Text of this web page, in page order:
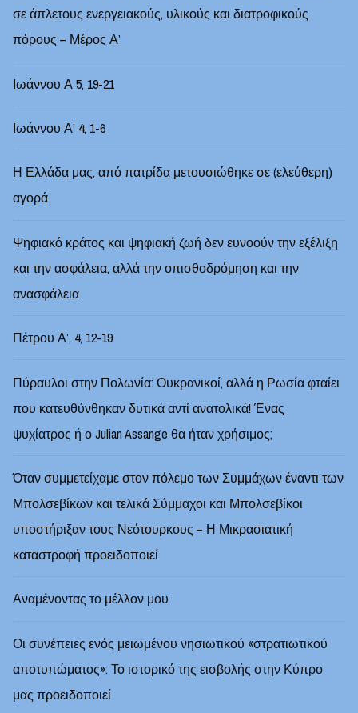
σε άπλετους ενεργειακούς, υλικούς και διατροφικούς
πόρους – Μέρος Α’
Ιωάννου Α 5, 19-21
Ιωάννου Α’ 4, 1-6
Η Ελλάδα μας, από πατρίδα μετουσιώθηκε σε (ελεύθερη)
αγορά
Ψηφιακό κράτος και ψηφιακή ζωή δεν ευνοούν την εξέλιξη
και την ασφάλεια, αλλά την οπισθοδρόμηση και την
ανασφάλεια
Πέτρου Α’, 4, 12-19
Πύραυλοι στην Πολωνία: Ουκρανικοί, αλλά η Ρωσία φταίει
που κατευθύνθηκαν δυτικά αντί ανατολικά! Ένας
ψυχίατρος ή ο Julian Assange θα ήταν χρήσιμος;
Όταν συμμετείχαμε στον πόλεμο των Συμμάχων έναντι των
Μπολσεβίκων και τελικά Σύμμαχοι και Μπολσεβίκοι
υποστήριξαν τους Νεότουρκους – Η Μικρασιατική
καταστροφή προειδοποιεί
Αναμένοντας το μέλλον μου
Οι συνέπειες ενός μειωμένου νησιωτικού «στρατιωτικού
αποτυπώματος»: Το ιστορικό της εισβολής στην Κύπρο
μας προειδοποιεί